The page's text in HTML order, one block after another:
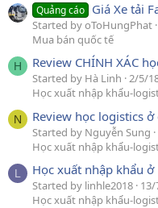
Quảng cáo Giá Xe tải
Started by oToHungPhat
Mua bán quốc tế
H Review CHÍNH XÁC
Started by Hà Linh 2/5/
Học xuất nhập khẩu-
N Review học logistics
Started by Nguyễn Sung
Học xuất nhập khẩu-
L Học xuất nhập khẩu
Started by linhle2018
Học xuất nhập khẩu-